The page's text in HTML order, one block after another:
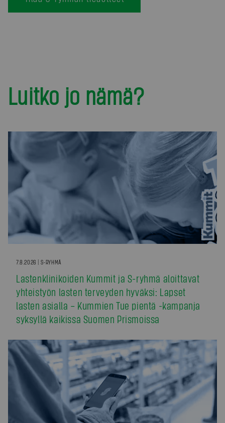
Luitko jo nämä?
7.8.2026 | S-RYHMÄ
Lastenklinikoiden Kummit ja S-ryhmä aloittavat
yhteistyön lasten terveyden hyväksi: Lapset
lasten asialla – Kummien Tue pientä -kampanja
syksyllä kaikissa Suomen Prismoissa